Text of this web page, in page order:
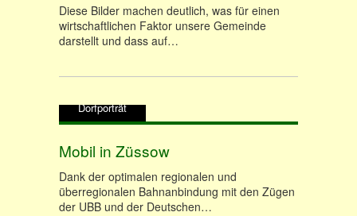
Diese Bilder machen deutlich, was für einen
wirtschaftlichen Faktor unsere Gemeinde
darstellt und dass auf…
Dorfporträt
Mobil in Züssow
Dank der optimalen regionalen und
überregionalen Bahnanbindung mit den Zügen
der UBB und der Deutschen…